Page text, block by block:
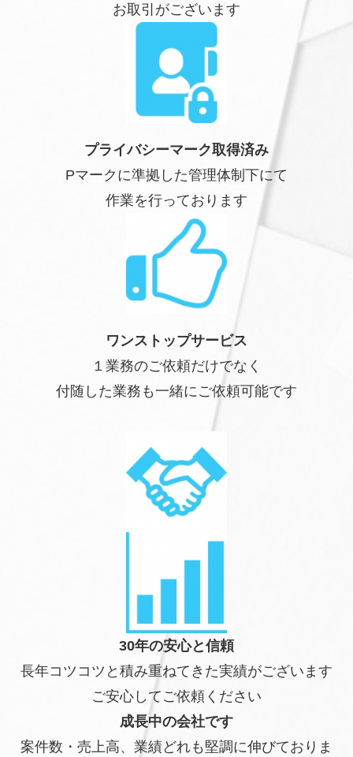
お取引がございます
プライバシーマーク取得済み
Pマークに準拠した管理体制下にて
作業を行っております
ワンストップサービス
１業務のご依頼だけでなく
付随した業務も一緒にご依頼可能です
30年の安心と信頼
長年コツコツと積み重ねてきた実績がございます
ご安心してご依頼ください
成長中の会社です
案件数・売上高、業績どれも堅調に伸びておりま